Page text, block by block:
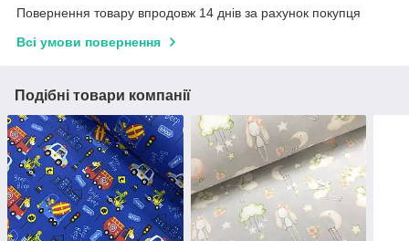
Повернення товару впродовж 14 днів за рахунок покупця
Всі умови повернення
Подібні товари компанії